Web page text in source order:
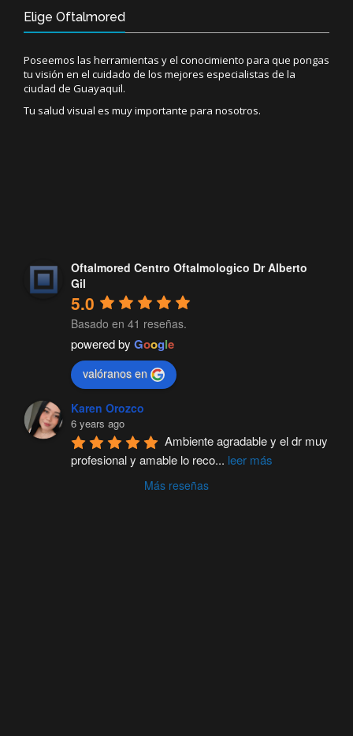
Elige Oftalmored
Poseemos las herramientas y el conocimiento para que pongas
tu visión en el cuidado de los mejores especialistas de la
ciudad de Guayaquil.
Tu salud visual es muy importante para nosotros.
Oftalmored Centro Oftalmologico Dr Alberto
Gil
5.0
Basado en 41 reseñas.
powered by Google
valóranos en
Karen Orozco
6 years ago
Ambiente agradable y el dr muy
profesional y amable lo reco... leer más
Más reseñas